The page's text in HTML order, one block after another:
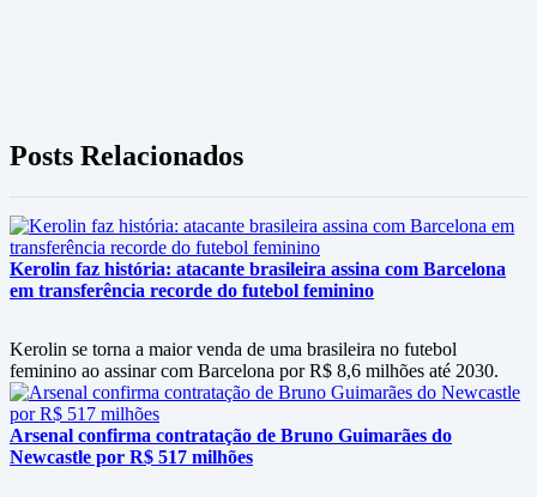
Posts Relacionados
Kerolin faz história: atacante brasileira assina com Barcelona
em transferência recorde do futebol feminino
Kerolin se torna a maior venda de uma brasileira no futebol
feminino ao assinar com Barcelona por R$ 8,6 milhões até 2030.
Arsenal confirma contratação de Bruno Guimarães do
Newcastle por R$ 517 milhões